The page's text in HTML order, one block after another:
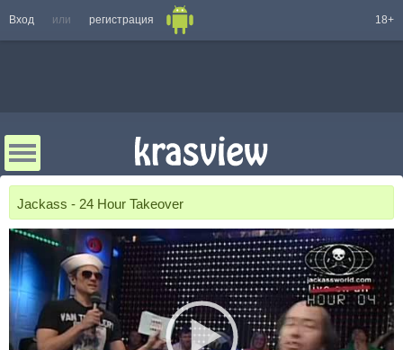
Вход или регистрация 18+
Jackass - 24 Hour Takeover